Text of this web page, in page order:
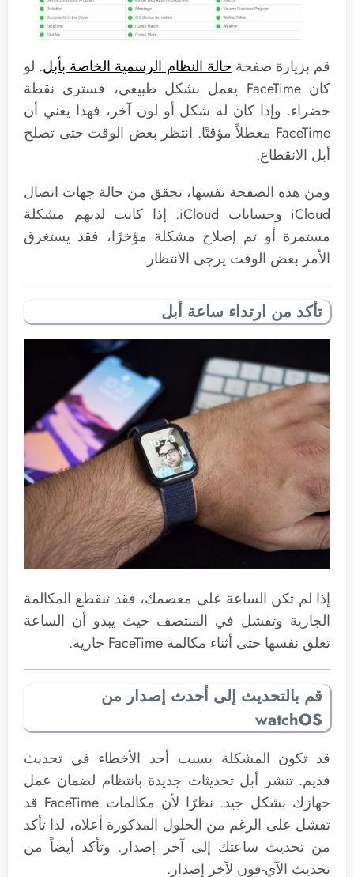
قم بزيارة صفحة حالة النظام الرسمية الخاصة بأبل. لو
كان FaceTime يعمل بشكل طبيعي، فسترى نقطة
خضراء. وإذا كان له شكل أو لون آخر، فهذا يعني أن
FaceTime معطلاً مؤقتًا. انتظر بعض الوقت حتى تصلح
أبل الانقطاع.
ومن هذه الصفحة نفسها، تحقق من حالة جهات اتصال
iCloud وحسابات iCloud. إذا كانت لديهم مشكلة
مستمرة أو تم إصلاح مشكلة مؤخرًا، فقد يستغرق
الأمر بعض الوقت يرجى الانتظار.
تأكد من ارتداء ساعة أبل
إذا لم تكن الساعة على معصمك، فقد تنقطع المكالمة
الجارية وتفشل في المنتصف حيث يبدو أن الساعة
تغلق نفسها حتى أثناء مكالمة FaceTime جارية.
قم بالتحديث إلى أحدث إصدار من
watchOS
قد تكون المشكلة بسبب أحد الأخطاء في تحديث
قديم. تنشر أبل تحديثات جديدة بانتظام لضمان عمل
جهازك بشكل جيد. نظرًا لأن مكالمات FaceTime قد
تفشل على الرغم من الحلول المذكورة أعلاه، لذا تأكد
من تحديث ساعتك إلى آخر إصدار. وتأكد أيضاً من
تحديث الآي-فون لآخر إصدار.